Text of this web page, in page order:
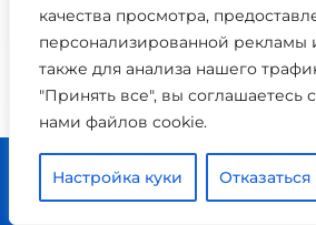
качества просмотра,
персонализированной рекламы
также для анализа нашего
"Принять все", вы соглашаетесь
нами файлов cookie.
Настройка куки Отказаться

Главная

Расписание
